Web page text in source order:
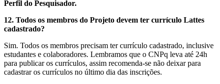
Perfil do Pesquisador.
12. Todos os membros do Projeto devem ter currículo Lattes
cadastrado?
Sim. Todos os membros precisam ter currículo cadastrado, inclusive
estudantes e colaboradores. Lembramos que o CNPq leva até 24h
para publicar os currículos, assim recomenda-se não deixar para
cadastrar os currículos no último dia das inscrições.